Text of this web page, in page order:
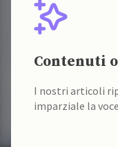
Contenuti
I nostri articoli
imparziale la